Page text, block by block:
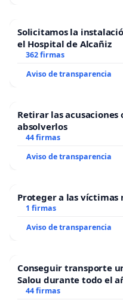
Solicitamos la
el Hospital de Alcañiz
362 firmas
Aviso de transparencia
Retirar las acusaciones
absolverlos
44 firmas
Aviso de transparencia
Proteger a las víctimas
1 firmas
Aviso de transparencia
Conseguir transporte
Salou durante todo el
44 firmas